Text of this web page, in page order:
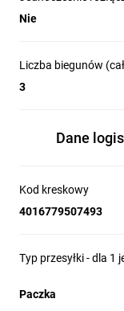
Nie
Liczba biegunów
3
Dane
Kod kreskowy
4016779507493
Typ przesyłki - dla 1
Paczka